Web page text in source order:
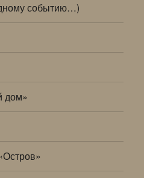
событию…)
дом»